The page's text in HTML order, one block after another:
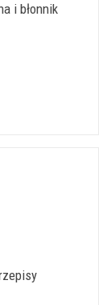
i błonnik